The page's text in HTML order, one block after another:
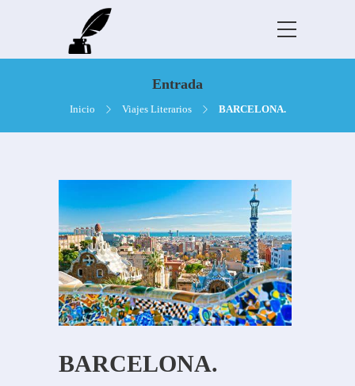
Entrada
Inicio Viajes Literarios BARCELONA.
BARCELONA.